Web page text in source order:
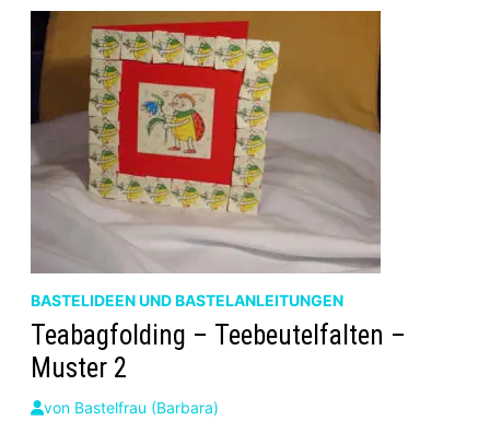
BASTELIDEEN UND BASTELANLEITUNGEN
Teabagfolding – Teebeutelfalten –
Muster 2
von Bastelfrau (Barbara)